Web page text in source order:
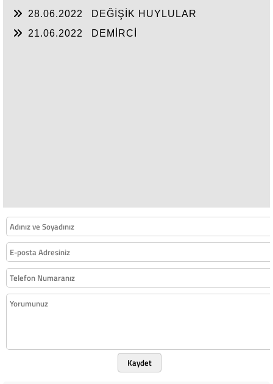
28.06.2022
DEĞİŞİK HUYLULAR
21.06.2022
DEMİRCİ
Kaydet